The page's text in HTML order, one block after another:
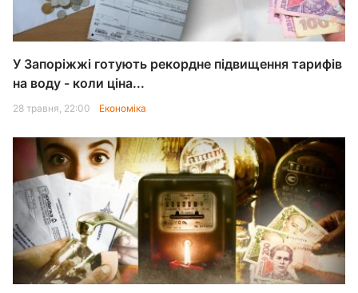
У Запоріжжі готують рекордне підвищення тарифів
на воду - коли ціна...
28 травня, 22:00 Економіка